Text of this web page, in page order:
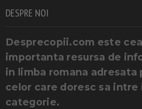
DESPRE NOI
Desprecopii.com este
importanta resursa de
in limba romana adresata
celor care doresc sa intre
categorie.